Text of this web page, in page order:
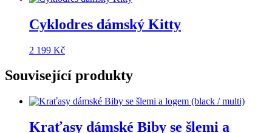
Cyklodres dámský Kitty
2 199 Kč
Související produkty
Kraťasy dámské Biby se šlemi a